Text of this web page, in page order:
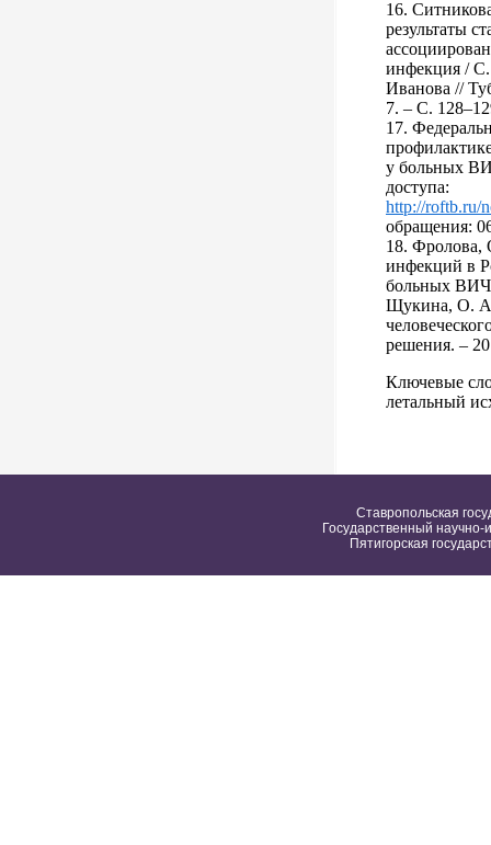
16.
результаты
инфекция /
Иванова //
7. – С.
17.
у больных
доступа:
http://roftb.ru/
обращения:
18. Фролова,
инфекций в
больных
Щукина, О. А.
решения. –
Ключевые
летальный
Ставропольская
Государственный научно-
Пятигорская